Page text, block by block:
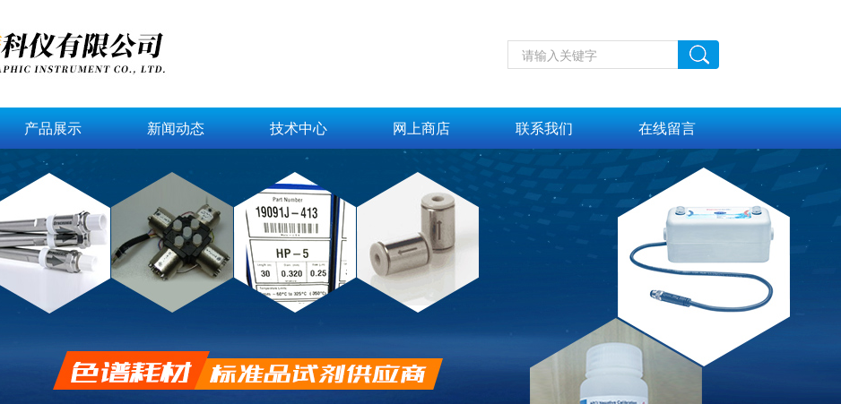
产品展示 新闻动态 技术中心 网上商店 联系我们 在线留言